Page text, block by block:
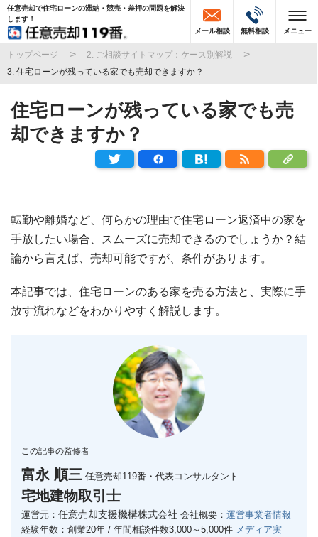
任意売却で住宅ローンの滞納・競売・差押の問題を解決
します！
メール相談
無料相談 メニュー
トップページ
2. ご相談サイトマップ：ケース別解説
3. 住宅ローンが残っている家でも売却できますか？
住宅ローンが残っている家でも売
却できますか？
転勤や離婚など、何らかの理由で住宅ローン返済中の家を
手放したい場合、スムーズに売却できるのでしょうか？結
論から言えば、売却可能ですが、条件があります。
本記事では、住宅ローンのある家を売る方法と、実際に手
放す流れなどをわかりやすく解説します。
この記事の監修者
富永 順三 任意売却119番・代表コンサルタント
宅地建物取引士
運営元： 任意売却支援機構株式会社 会社概要： 運営事業者情報
経験年数：創業20年 / 年間相談件数3,000～5,000件 メディア実